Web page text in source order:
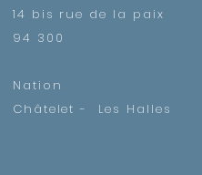
14 bis rue de la paix
94 300
Nation
Châtelet - Les Halles